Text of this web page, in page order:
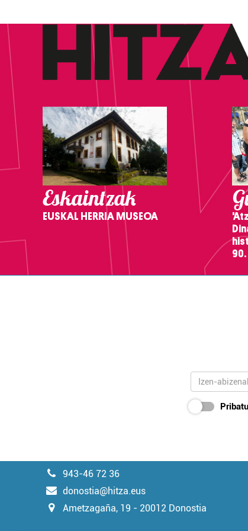
Eskaintzak
EUSKAL HERRIA MUSEOA
943-46 72 36
donostia@hitza.eus
Ametzagaña, 19 - 20012 Donostia